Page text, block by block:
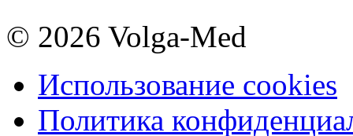
© 2026 Volga-Med
Использование cookies
Политика